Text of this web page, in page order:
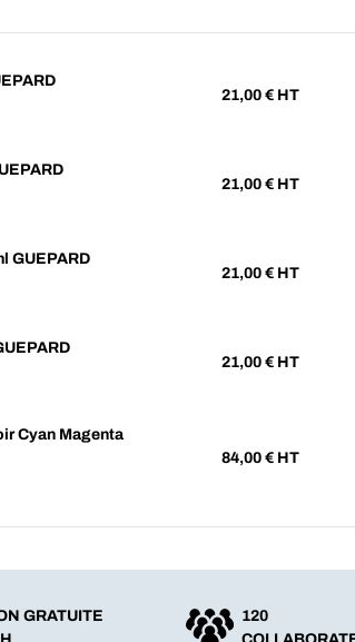
21,00 € HT
21,00 € HT
GUEPARD
21,00 € HT
21,00 € HT
Cyan Magenta
84,00 € HT
GRATUITE
120